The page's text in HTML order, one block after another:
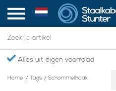
Alles uit eigen voorraad
Home / Tags / Schommelhaak